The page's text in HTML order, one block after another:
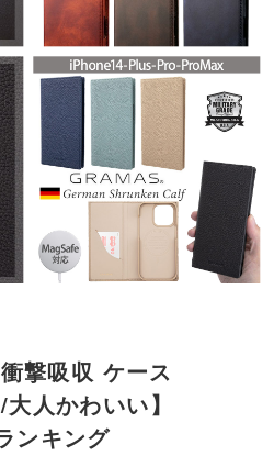
撃吸収 ケース
大人かわいい】
ンキング